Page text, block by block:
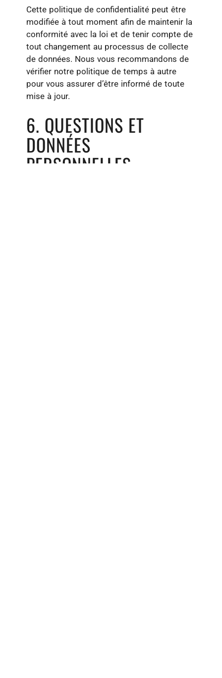
Cette politique de confidentialité peut être
modifiée à tout moment afin de maintenir la
conformité avec la loi et de tenir compte de
tout changement au processus de collecte
de données. Nous vous recommandons de
vérifier notre politique de temps à autre
pour vous assurer d’être informé de toute
mise à jour.
6. QUESTIONS ET
DONNÉES
PERSONNELLES